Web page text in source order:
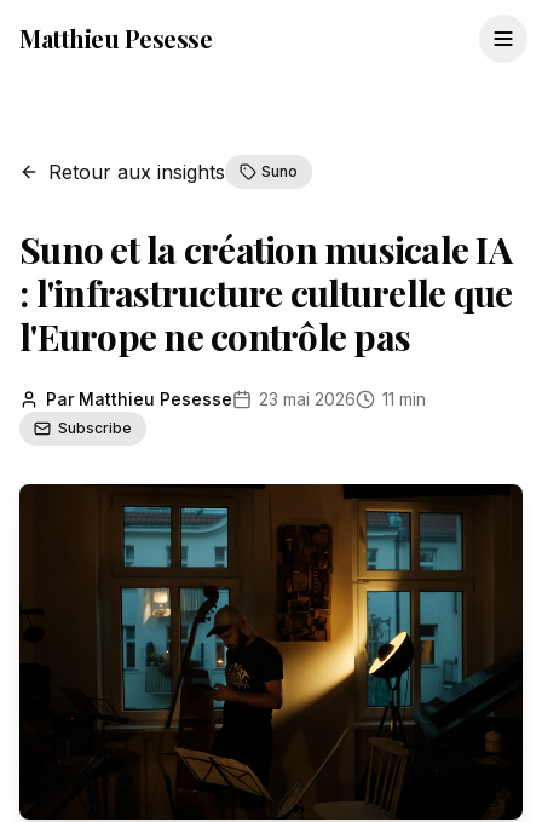
Matthieu Pesesse
Retour aux insights Suno
Suno et la création musicale IA
: l'infrastructure culturelle que
l'Europe ne contrôle pas
Par Matthieu Pesesse 23 mai 2026 11 min
Subscribe